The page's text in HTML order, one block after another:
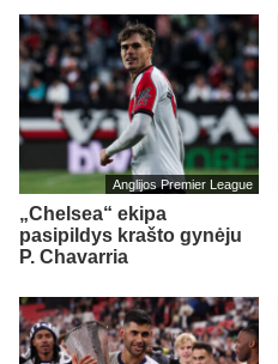
Anglijos Premier League
„Chelsea“ ekipa
pasipildys krašto gynėju
P. Chavarria